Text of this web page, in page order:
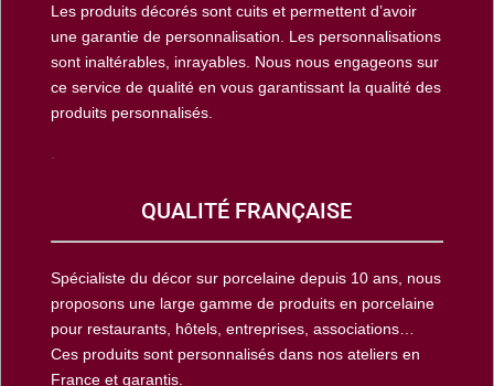
Les produits décorés sont cuits et permettent d’avoir
une garantie de personnalisation. Les personnalisations
sont inaltérables, inrayables. Nous nous engageons sur
ce service de qualité en vous garantissant la qualité des
produits personnalisés.
QUALITÉ FRANÇAISE
Spécialiste du décor sur porcelaine depuis 10 ans, nous
proposons une large gamme de produits en porcelaine
pour restaurants, hôtels, entreprises, associations…
Ces produits sont personnalisés dans nos ateliers en
France et garantis.